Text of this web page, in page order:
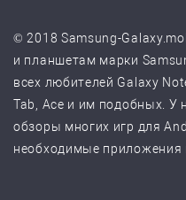
© 2018 Samsung-
и планшетам марки
всех любителей Galaxy
Tab, Ace и им подобных. У
обзоры многих игр для
необходимые приложения